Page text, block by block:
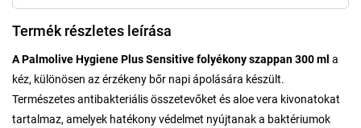
Termék részletes leírása
A Palmolive Hygiene Plus Sensitive folyékony szappan 300 ml a
kéz, különösen az érzékeny bőr napi ápolására készült.
Természetes antibakteriális összetevőket és aloe vera kivonatokat
tartalmaz, amelyek hatékony védelmet nyújtanak a baktériumok